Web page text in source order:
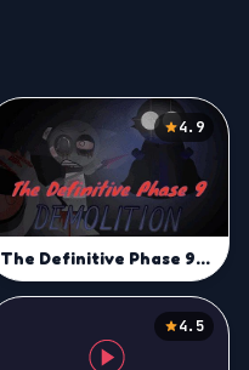
4.9
The Definitive Phase 9: Demolition
4.5